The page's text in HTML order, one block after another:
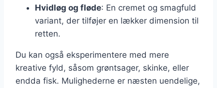
Hvidløg og fløde: En cremet og smagfuld
variant, der tilføjer en lækker dimension til
retten.
Du kan også eksperimentere med mere
kreative fyld, såsom grøntsager, skinke, eller
endda fisk. Mulighederne er næsten uendelige,